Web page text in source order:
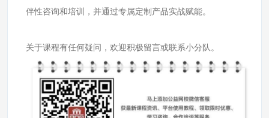
伴性咨询和培训，并通过专属定制产品实战赋能。
关于课程有任何疑问，欢迎积极留言或联系小分队。